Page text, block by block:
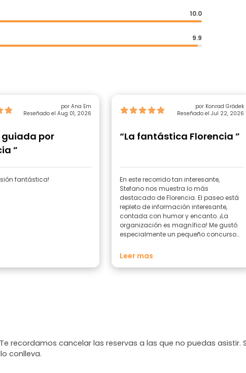
10.0
9.9
por Ana Em
Reseñado el Aug 01, 2026
guiada por
”
fantástica!
por Konrad Gródek
Reseñado el Jul 22, 2026
“La fantástica Florencia ”
En este recorrido tan interesante,
Stefano nos muestra lo más
destacado de Florencia. El paseo está
repleto de información interesante,
contada con humor y encanto. ¡La
organización es magnífica! Me gustó
especialmente un pequeño concurso
Leer mas
recordamos cancelar las reservas a las que no puedas
conlleva.